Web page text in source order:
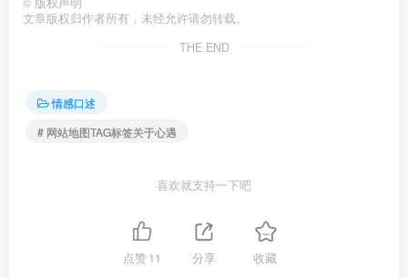
文章版权归作者所有，未经允许请勿转载。
THE END
情感口述
# 网站地图TAG标签关于心遇
喜欢就支持一下吧
点赞11 分享 收藏